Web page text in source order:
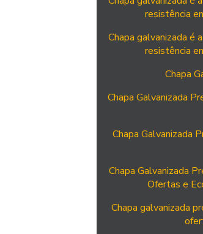
resistência
Chapa galvanizada é
resistência
Chapa
Chapa Galvanizada
Chapa Galvanizada
Chapa Galvanizada
Ofertas e
Chapa galvanizada